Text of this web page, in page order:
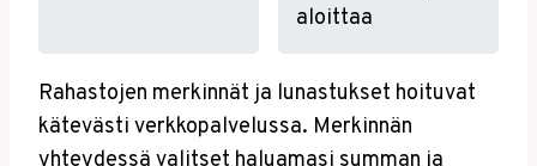
aloittaa
Rahastojen merkinnät ja lunastukset hoituvat
kätevästi verkkopalvelussa. Merkinnän
yhteydessä valitset haluamasi summan ja